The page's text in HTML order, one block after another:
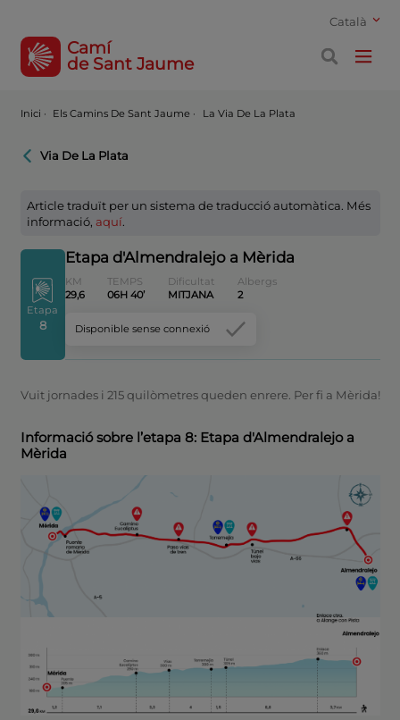
Català
Camí
de Sant Jaume
Inici · Els Camins De Sant Jaume · La Via De La Plata
Via De La Plata
Article traduït per un sistema de traducció automàtica. Més
informació, aquí.
Etapa
8
Etapa d'Almendralejo a Mèrida
KM
29,6
TEMPS
06H 40’
Dificultat
MITJANA
Albergs
2
Disponible sense connexió
Vuit jornades i 215 quilòmetres queden enrere. Per fi a Mèrida!
Informació sobre l’etapa 8: Etapa d'Almendralejo a
Mèrida